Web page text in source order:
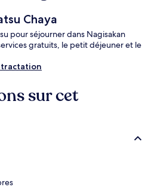
Chaya
pour séjourner dans Nagisakan
gratuits, le petit déjeuner et le
sur cet